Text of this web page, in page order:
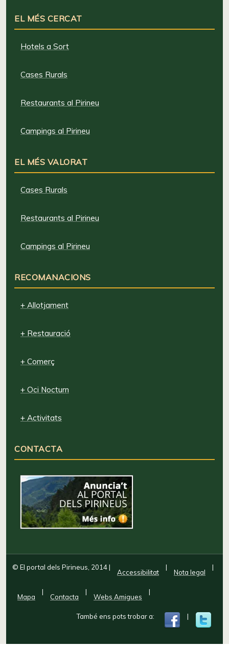
EL MÉS CERCAT
Hotels a Sort
Cases Rurals
Restaurants al Pirineu
Campings al Pirineu
EL MÉS VALORAT
Cases Rurals
Restaurants al Pirineu
Campings al Pirineu
RECOMANACIONS
+ Allotjament
+ Restauració
+ Comerç
+ Oci Nocturn
+ Activitats
CONTACTA
© El portal dels Pirineus, 2014|
Accessibilitat
|
Nota legal
|
Mapa
|
Contacta
|
Webs Amigues
|
També ens pots trobar a: |